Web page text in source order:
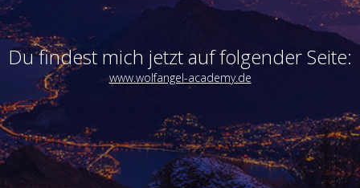
Du findest mich jetzt auf folgender Seite:
www.wolfangel-academy.de